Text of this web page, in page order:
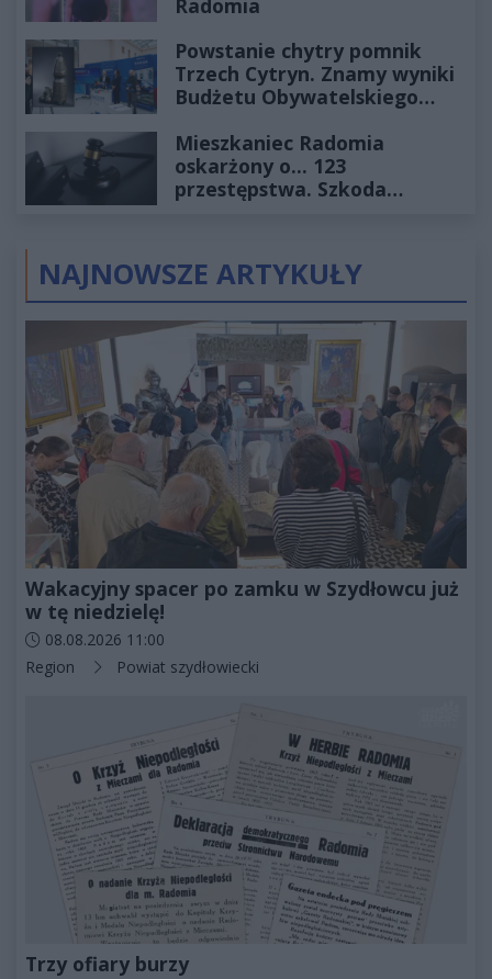
Powstanie chytry pomnik
Trzech Cytryn. Znamy wyniki
Budżetu Obywatelskiego
Mieszkaniec Radomia
oskarżony o... 123
przestępstwa. Szkoda
NAJNOWSZE ARTYKUŁY
Wakacyjny spacer po zamku w Szydłowcu już
w tę niedzielę!
Data dodania artykułu:
08.08.2026 11:00
Kategorie artykułu:
Region Powiat szydłowiecki
Trzy ofiary burzy